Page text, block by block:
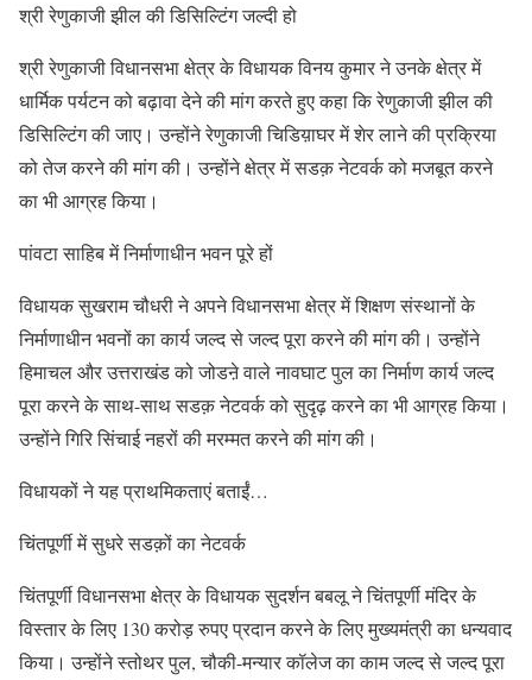
श्री रेणुकाजी झील की डिसिल्टिंग जल्दी हो
श्री रेणुकाजी विधानसभा क्षेत्र के विधायक विनय कुमार ने उनके क्षेत्र में
धार्मिक पर्यटन को बढ़ावा देने की मांग करते हुए कहा कि रेणुकाजी झील की
डिसिल्टिंग की जाए। उन्होंने रेणुकाजी चिडिय़ाघर में शेर लाने की प्रक्रिया
को तेज करने की मांग की। उन्होंने क्षेत्र में सडक़ नेटवर्क को मजबूत करने
का भी आग्रह किया।
पांवटा साहिब में निर्माणाधीन भवन पूरे हों
विधायक सुखराम चौधरी ने अपने विधानसभा क्षेत्र में शिक्षण संस्थानों के
निर्माणाधीन भवनों का कार्य जल्द से जल्द पूरा करने की मांग की। उन्होंने
हिमाचल और उत्तराखंड को जोडऩे वाले नावघाट पुल का निर्माण कार्य जल्द
पूरा करने के साथ-साथ सडक़ नेटवर्क को सुदृढ़ करने का भी आग्रह किया।
उन्होंने गिरि सिंचाई नहरों की मरम्मत करने की मांग की।
विधायकों ने यह प्राथमिकताएं बताईं…
चिंतपूर्णी में सुधरे सडक़ों का नेटवर्क
चिंतपूर्णी विधानसभा क्षेत्र के विधायक सुदर्शन बबलू ने चिंतपूर्णी मंदिर के
विस्तार के लिए 130 करोड़ रुपए प्रदान करने के लिए मुख्यमंत्री का धन्यवाद
किया। उन्होंने स्तोथर पुल, चौकी-मन्यार कॉलेज का काम जल्द से जल्द पूरा